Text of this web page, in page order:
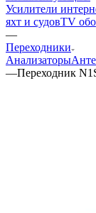
Усилители
яхт и судовTV
—
Переходники
Анализаторы
—Переходник